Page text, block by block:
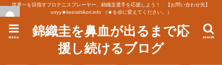
世界一を目指すプロテニスプレーヤー、錦織圭選手を応援しよう！ 【お問い合わせ先】
urryy★keinishikori.info （★を@に変えてください。）
錦織圭を鼻血が出るまで応
援し続けるブログ
search
menu